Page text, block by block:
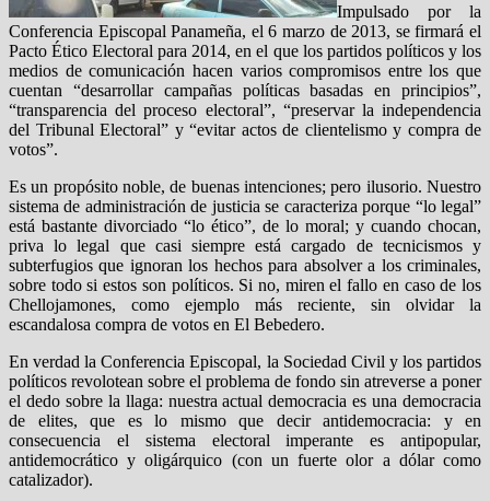
Impulsado por la
Conferencia Episcopal Panameña, el 6 marzo de 2013, se firmará el
Pacto Ético Electoral para 2014, en el que los partidos políticos y los
medios de comunicación hacen varios compromisos entre los que
cuentan “desarrollar campañas políticas basadas en principios”,
“transparencia del proceso electoral”, “preservar la independencia
del Tribunal Electoral” y “evitar actos de clientelismo y compra de
votos”.
Es un propósito noble, de buenas intenciones; pero ilusorio. Nuestro
sistema de administración de justicia se caracteriza porque “lo legal”
está bastante divorciado “lo ético”, de lo moral; y cuando chocan,
priva lo legal que casi siempre está cargado de tecnicismos y
subterfugios que ignoran los hechos para absolver a los criminales,
sobre todo si estos son políticos. Si no, miren el fallo en caso de los
Chellojamones, como ejemplo más reciente, sin olvidar la
escandalosa compra de votos en El Bebedero.
En verdad la Conferencia Episcopal, la Sociedad Civil y los partidos
políticos revolotean sobre el problema de fondo sin atreverse a poner
el dedo sobre la llaga: nuestra actual democracia es una democracia
de elites, que es lo mismo que decir antidemocracia: y en
consecuencia el sistema electoral imperante es antipopular,
antidemocrático y oligárquico (con un fuerte olor a dólar como
catalizador).